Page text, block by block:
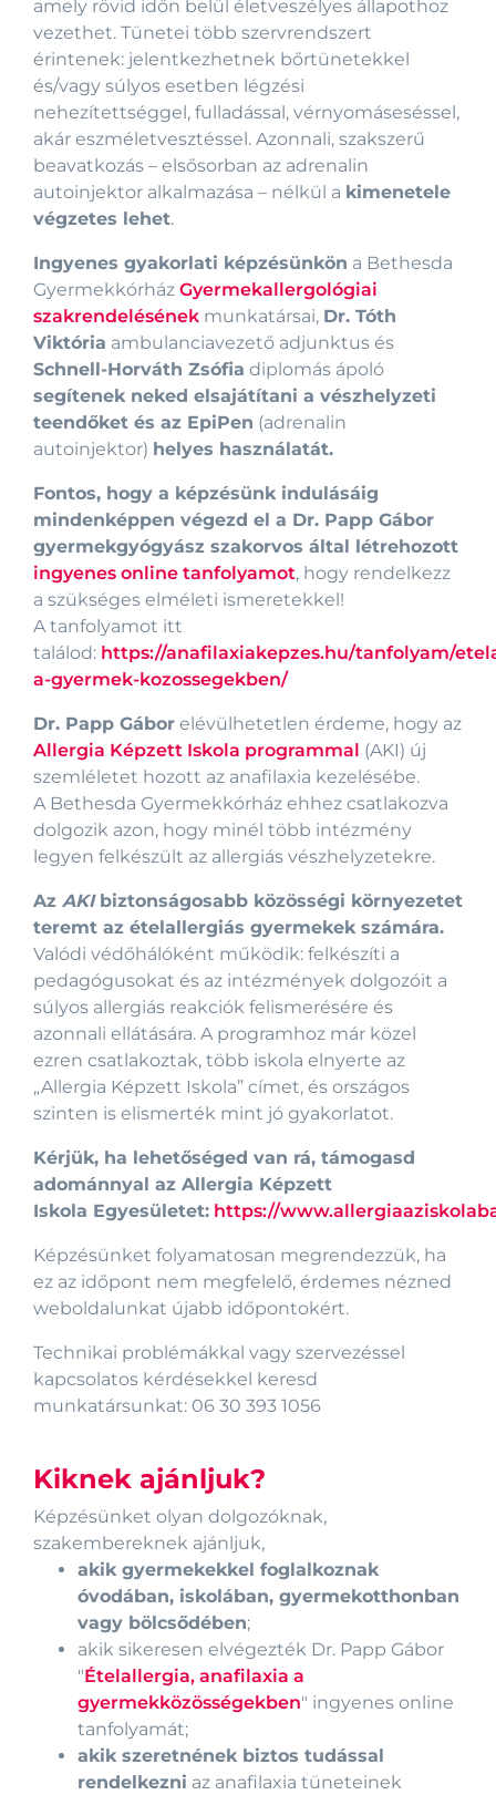
amely rövid időn belül életveszélyes állapothoz
vezethet. Tünetei több szervrendszert
érintenek: jelentkezhetnek bőrtünetekkel
és/vagy súlyos esetben légzési
nehezítettséggel, fulladással, vérnyomáseséssel,
akár eszméletvesztéssel. Azonnali, szakszerű
beavatkozás – elsősorban az adrenalin
autoinjektor alkalmazása – nélkül a kimenetele
végzetes lehet.
Ingyenes gyakorlati képzésünkön a Bethesda
Gyermekkórház Gyermekallergológiai
szakrendelésének munkatársai, Dr. Tóth
Viktória ambulanciavezető adjunktus és
Schnell-Horváth Zsófia diplomás ápoló
segítenek neked elsajátítani a vészhelyzeti
teendőket és az EpiPen (adrenalin
autoinjektor) helyes használatát.
Fontos, hogy a képzésünk indulásáig
mindenképpen végezd el a Dr. Papp Gábor
gyermekgyógyász szakorvos által létrehozott
ingyenes online tanfolyamot, hogy rendelkezz
a szükséges elméleti ismeretekkel!
A tanfolyamot itt
találod: https://anafilaxiakepzes.hu/tanfolyam/
a-gyermek-kozossegekben/
Dr. Papp Gábor elévülhetetlen érdeme, hogy az
Allergia Képzett Iskola programmal (AKI) új
szemléletet hozott az anafilaxia kezelésébe.
A Bethesda Gyermekkórház ehhez csatlakozva
dolgozik azon, hogy minél több intézmény
legyen felkészült az allergiás vészhelyzetekre.
Az AKI biztonságosabb közösségi környezetet
teremt az ételallergiás gyermekek számára.
Valódi védőhálóként működik: felkészíti a
pedagógusokat és az intézmények dolgozóit a
súlyos allergiás reakciók felismerésére és
azonnali ellátására. A programhoz már közel
ezren csatlakoztak, több iskola elnyerte az
„Allergia Képzett Iskola” címet, és országos
szinten is elismerték mint jó gyakorlatot.
Kérjük, ha lehetőséged van rá, támogasd
adománnyal az Allergia Képzett
Iskola Egyesületet: https://
Képzésünket folyamatosan megrendezzük, ha
ez az időpont nem megfelelő, érdemes nézned
weboldalunkat újabb időpontokért.
Technikai problémákkal vagy szervezéssel
kapcsolatos kérdésekkel keresd
munkatársunkat: 06 30 393 1056
Kiknek ajánljuk?
Képzésünket olyan dolgozóknak,
szakembereknek ajánljuk,
akik gyermekekkel foglalkoznak
óvodában, iskolában, gyermekotthonban
vagy bölcsődében;
akik sikeresen elvégezték Dr. Papp Gábor
"Ételallergia, anafilaxia a
gyermekközösségekben" ingyenes online
tanfolyamát;
akik szeretnének biztos tudással
rendelkezni az anafilaxia tüneteinek